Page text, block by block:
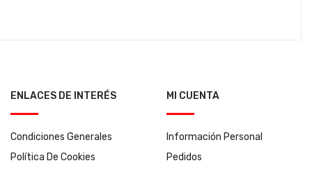
ENLACES DE INTERÉS
Condiciones Generales
Política De Cookies
MI CUENTA
Información Personal
Pedidos